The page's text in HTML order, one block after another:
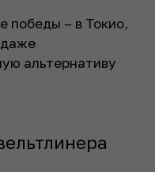
победы – в Токио,
даже
альтернативу